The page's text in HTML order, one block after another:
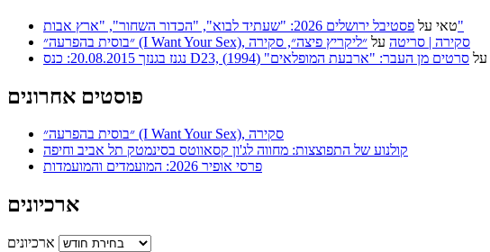
טאי על
פסטיבל ירושלים 2026: "שעתיד לבוא", "הכדור השחור", "ארץ אבות"
״בוסית בהפרעה״ (I Want Your Sex), סקירה | סריטה על ״ליקריץ פיצה״, סקירה
על סרטים מן העבר: "ארבעת המופלאים" (1994)
פוסטים אחרונים
״בוסית בהפרעה״ (I Want Your Sex), סקירה
קולנוע של התפוצצות: מחווה לג'ון קסאווטס בסינמטק תל אביב וחיפה
פרסי אופיר 2026: המועמדים והמועמדות
ארכיונים
ארכיונים